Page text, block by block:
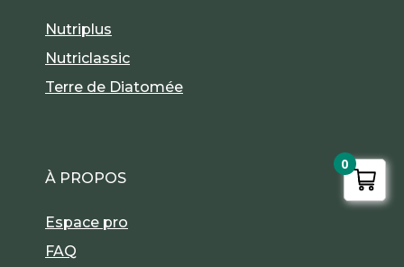
Nutriplus
Nutriclassic
Terre de Diatomée
À PROPOS
Espace pro
FAQ
0